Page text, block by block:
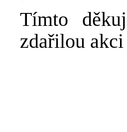
Tímto
zdařilou